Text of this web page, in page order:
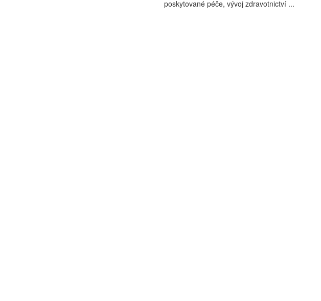
poskytované péče, vývoj zdravotnictví ...